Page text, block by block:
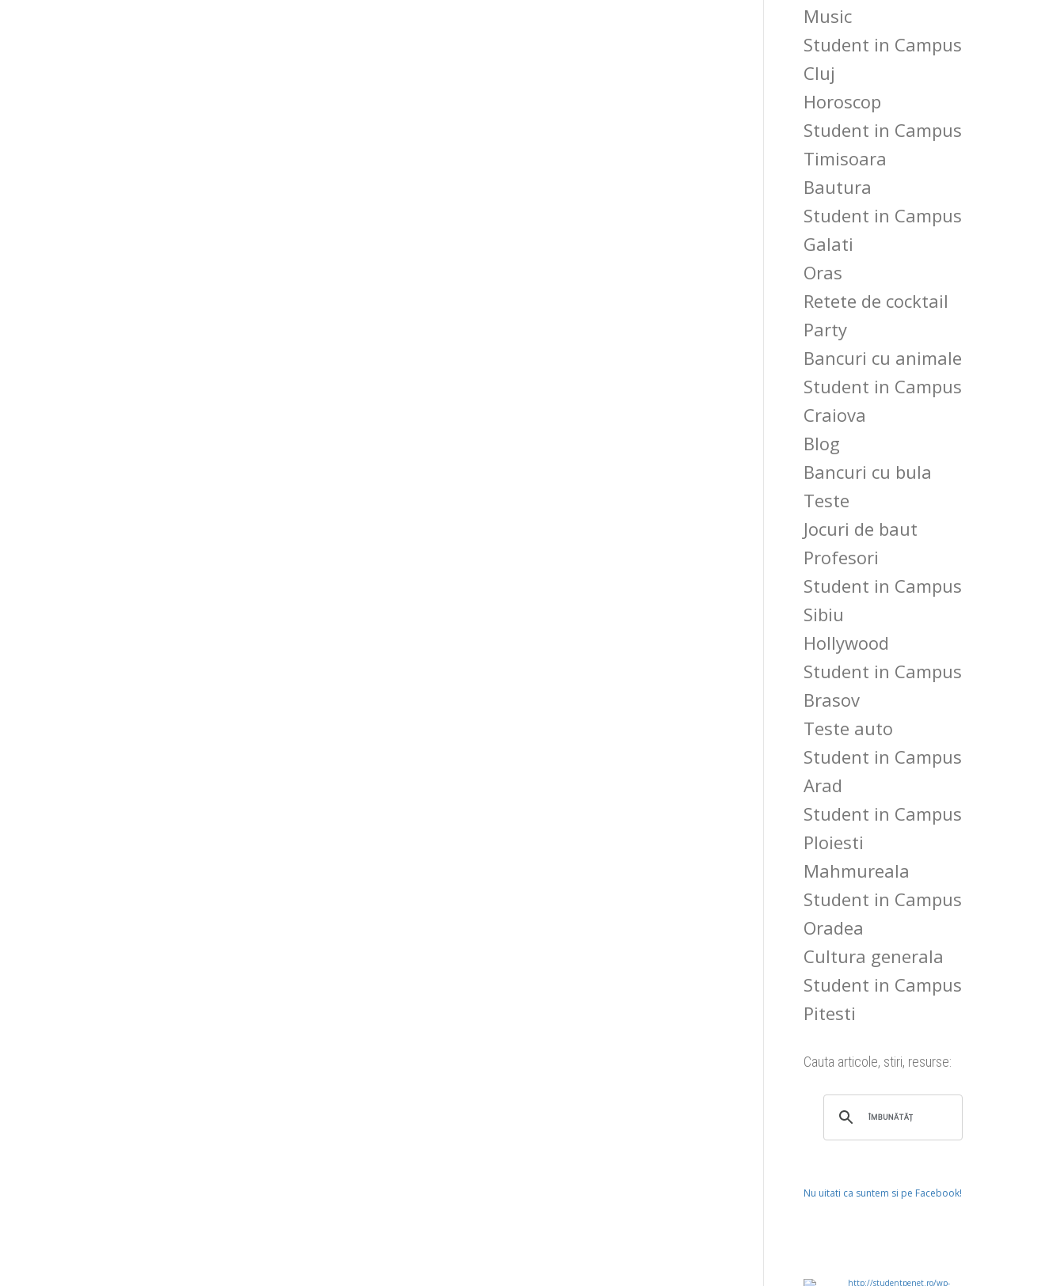
Music
Student in Campus
Cluj
Horoscop
Student in Campus
Timisoara
Bautura
Student in Campus
Galati
Oras
Retete de cocktail
Party
Bancuri cu animale
Student in Campus
Craiova
Blog
Bancuri cu bula
Teste
Jocuri de baut
Profesori
Student in Campus
Sibiu
Hollywood
Student in Campus
Brasov
Teste auto
Student in Campus
Arad
Student in Campus
Ploiesti
Mahmureala
Student in Campus
Oradea
Cultura generala
Student in Campus
Pitesti
Cauta articole, stiri, resurse:
Nu uitati ca suntem si pe Facebook!